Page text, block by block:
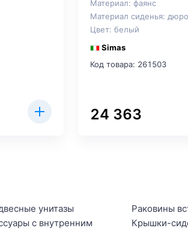
Материал: фаянс
Материал сиденья:
Цвет: белый
Simas
Код товара: 261503
24 363
унитазы
с внутренним
Раковины
Крышки-